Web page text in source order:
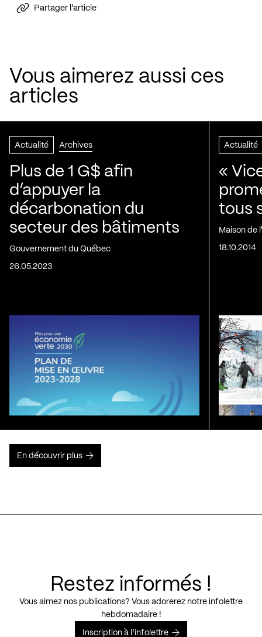
Partager l'article
Vous aimerez aussi ces
articles
Actualité Archives
Plus de 1 G$ afin
d’appuyer la
décarbonation du
secteur des bâtiments
Gouvernement du Québec
26.05.2023
Actualité
«
tous
Maison de
18.10.2014
En découvrir plus
Restez informés !
Vous aimez nos publications? Vous adorerez notre infolettre
hebdomadaire !
Inscription à l’infolettre